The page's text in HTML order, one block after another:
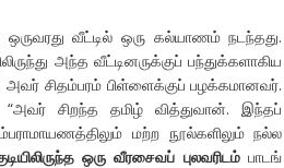
வீட்டில் ஒரு கல்யாணம் நடந்தது.
அந்த வீட்டினருக்குப் பந்துக்களாகிய
அவர் சிதம்பரம் பிள்ளைக்குப் பழக்கமானவர்.
சிறந்த தமிழ் வித்துவான். இந்தப்
மற்ற நூல்களிலும் நல்ல
ஒரு வீரசைவப் புலவரிடம்பாடங்